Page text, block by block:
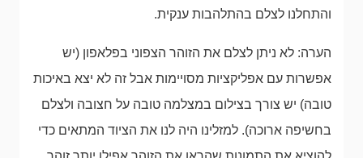
והתחלנו לצלם בהתלהבות ענקית.
הערה: לא ניתן לצלם את הזוהר הצפוני בפלאפון (יש
אפשרות עם אפליקציות מסויימות אבל זה לא יצא באיכות
טובה) יש צורך בצילום במצלמה טובה על חצובה ולצלם
בחשיפה ארוכה). למזלינו היה לנו את הציוד המתאים כדי